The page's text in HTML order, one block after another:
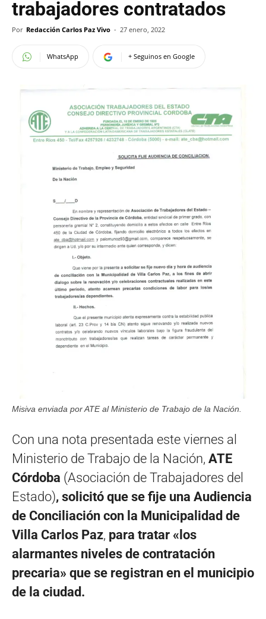
trabajadores contratados
Por Redacción Carlos Paz Vivo - 27 enero, 2022
WhatsApp + Seguinos en Google
Misiva enviada por ATE al Ministerio de Trabajo de la Nación.
Con una nota presentada este viernes al
Ministerio de Trabajo de la Nación, ATE
Córdoba (Asociación de Trabajadores del
Estado), solicitó que se fije una Audiencia
de Conciliación con la Municipalidad de
Villa Carlos Paz, para tratar «los
alarmantes niveles de contratación
precaria» que se registran en el municipio
de la ciudad.